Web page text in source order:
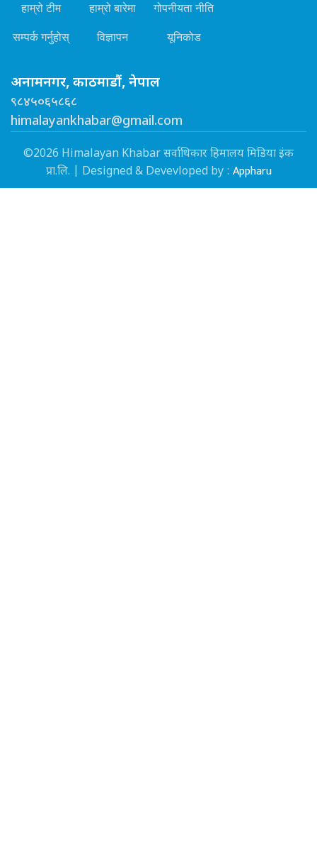
हाम्रो टीम हाम्रो बारेमा गोपनीयता नीति
सम्पर्क गर्नुहोस् विज्ञापन यूनिकोड
अनामनगर, काठमाडौं, नेपाल
९८४५०६५८६८
himalayankhabar@gmail.com
©2026 Himalayan Khabar सर्वाधिकार हिमालय मिडिया इंक
प्रा.लि. | Designed & Devevloped by : Appharu